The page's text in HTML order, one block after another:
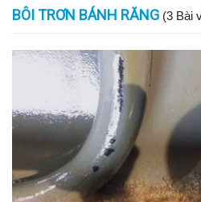
BÔI TRƠN BÁNH RĂNG (3 Bài